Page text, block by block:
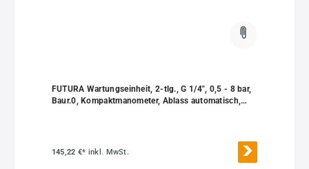
FUTURA Wartungseinheit, 2-tlg., G 1/4", 0,5 - 8 bar,
Baur.0, Kompaktmanometer, Ablass automatisch,
145,22 €* inkl. MwSt.